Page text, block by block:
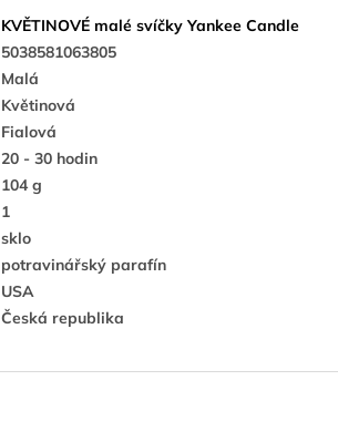
KVĚTINOVÉ malé svíčky Yankee Candle
5038581063805
Malá
Květinová
Fialová
20 - 30 hodin
104 g
1
sklo
potravinářský parafín
USA
Česká republika